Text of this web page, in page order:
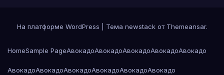
На платформе WordPress Тема newstack от Themeansar.
HomeSample PageАвокадоАвокадоАвокадоАвокадоАвокадо
АвокадоАвокадоАвокадоАвокадоАвокадоАвокадо